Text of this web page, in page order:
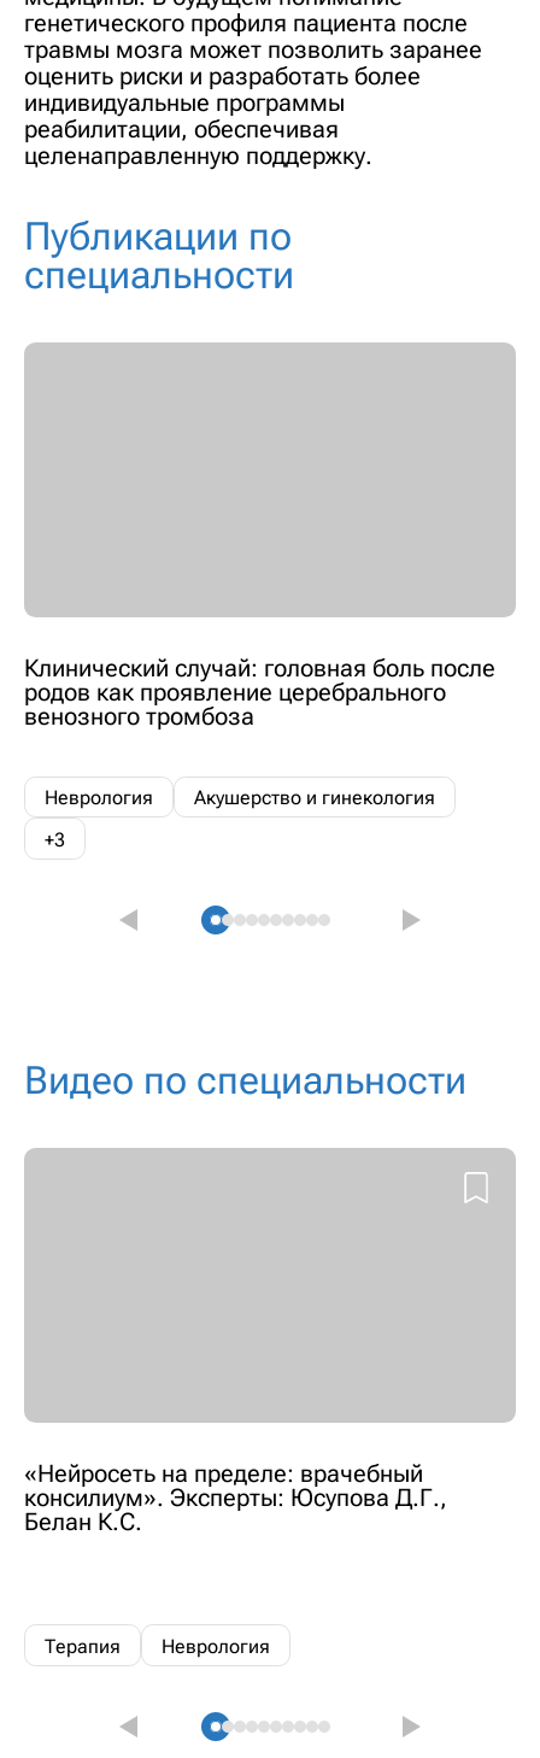
генетического профиля пациента после
травмы мозга может позволить заранее
оценить риски и разработать более
индивидуальные программы
реабилитации, обеспечивая
целенаправленную поддержку.
Публикации по
специальности
Клинический случай: головная боль после
родов как проявление церебрального
венозного тромбоза
Неврология
Акушерство и гинекология
+3
Видео по специальности
«Нейросеть на пределе: врачебный
консилиум». Эксперты: Юсупова Д.Г.,
Белан К.С.
Терапия Неврология